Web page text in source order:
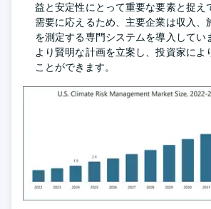
益と安定性にとって重要な要素と捉え
需要に応えるため、主要企業は収入、
を測定する専門システムを導入してい
より賢明な計画を立案し、投資家によ
ことができます。